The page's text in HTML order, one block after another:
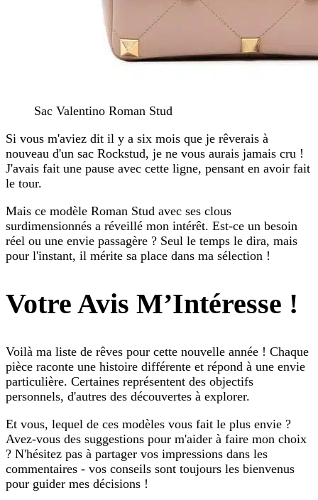
Sac Valentino Roman Stud
Si vous m'aviez dit il y a six mois que je rêverais à
nouveau d'un sac Rockstud, je ne vous aurais jamais cru !
J'avais fait une pause avec cette ligne, pensant en avoir fait
le tour.
Mais ce modèle Roman Stud avec ses clous
surdimensionnés a réveillé mon intérêt. Est-ce un besoin
réel ou une envie passagère ? Seul le temps le dira, mais
pour l'instant, il mérite sa place dans ma sélection !
Votre Avis M’Intéresse !
Voilà ma liste de rêves pour cette nouvelle année ! Chaque
pièce raconte une histoire différente et répond à une envie
particulière. Certaines représentent des objectifs
personnels, d'autres des découvertes à explorer.
Et vous, lequel de ces modèles vous fait le plus envie ?
Avez-vous des suggestions pour m'aider à faire mon choix
? N'hésitez pas à partager vos impressions dans les
commentaires - vos conseils sont toujours les bienvenus
pour guider mes décisions !